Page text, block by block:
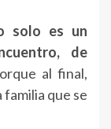
solo es un
de
al final,
familia que se